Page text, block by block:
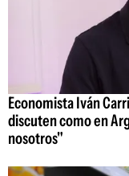
Economista Iván
discuten como en
nosotros"